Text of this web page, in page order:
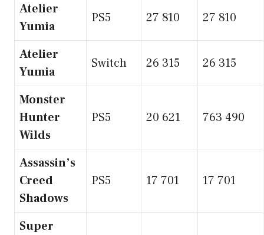
Atelier
Yumia
PS5 27 810 27 810
Atelier
Yumia
Switch 26 315 26 315
Monster
Hunter
Wilds
PS5 20 621 763 490
Assassin’s
Creed
Shadows
PS5 17 701 17 701
Super